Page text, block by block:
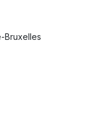
Bruxelles